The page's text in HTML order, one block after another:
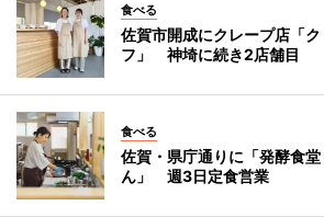
食べる
佐賀市開成にクレープ店「
フ」 神埼に続き2店舗目
食べる
佐賀・県庁通りに「発酵食
ん」 週3日定食営業